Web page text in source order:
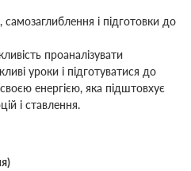
і підготовки до
проаналізувати
уроки і підготуватися до
енергією, яка підштовхує
і ставлення.